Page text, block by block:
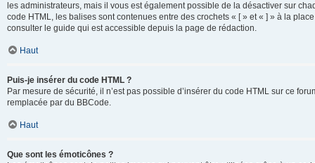
les administrateurs, mais il vous est également possible de la désactiver sur
code HTML, les balises sont contenues entre des crochets « [ » et « ] » à la
consulter le guide qui est accessible depuis la page de rédaction.
Haut
Puis-je insérer du code HTML ?
Par mesure de sécurité, il n’est pas possible d’insérer du code HTML sur ce
remplacée par du BBCode.
Haut
Que sont les émoticônes ?